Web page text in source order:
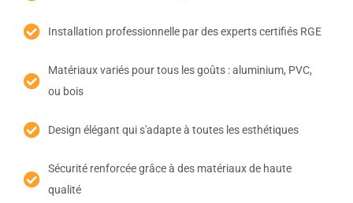
Installation professionnelle par des experts certifiés RGE
Matériaux variés pour tous les goûts : aluminium, PVC,
ou bois
Design élégant qui s'adapte à toutes les esthétiques
Sécurité renforcée grâce à des matériaux de haute
qualité